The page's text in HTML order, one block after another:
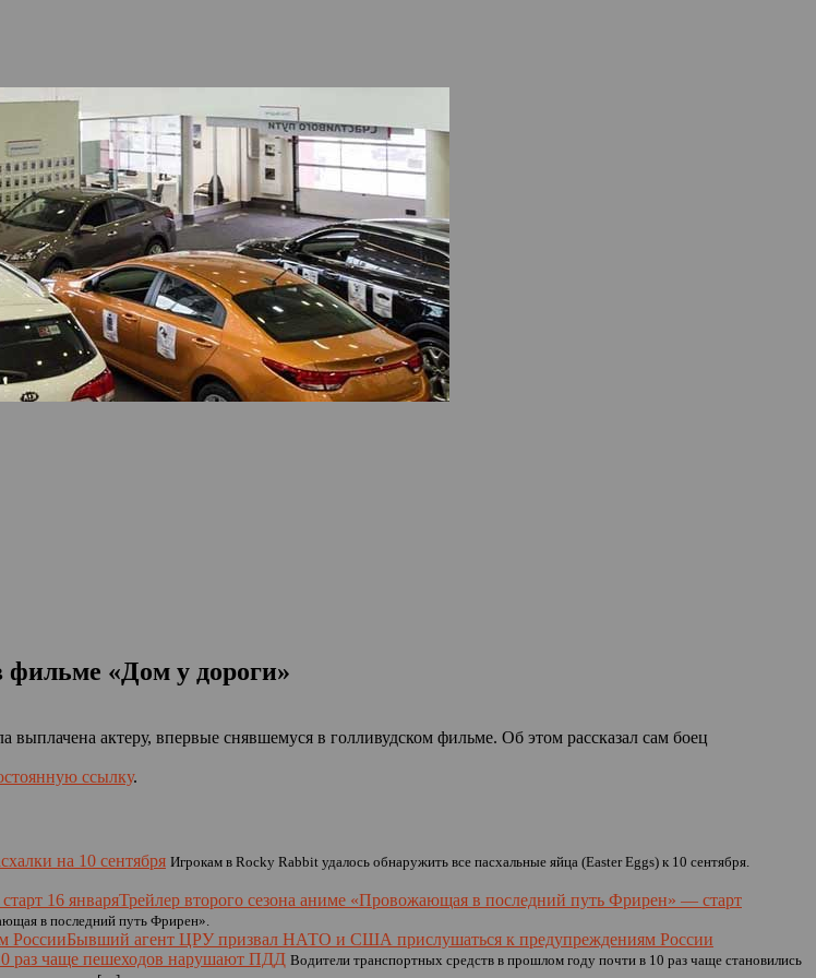
фильме «Дом у дороги»
актеру, впервые снявшемуся в голливудском фильме. Об этом рассказал сам боец
ссылку.
на 10 сентября Игрокам в Rocky Rabbit удалось обнаружить все пасхальные яйца (Easter Eggs) к 10 сентября.
Трейлер второго сезона аниме «Провожающая в последний путь Фрирен» — старт
в последний путь Фрирен».
Бывший агент ЦРУ призвал НАТО и США прислушаться к предупреждениям России
раз чаще пешеходов нарушают ПДД Водители транспортных средств в прошлом году почти в 10 раз чаще становились